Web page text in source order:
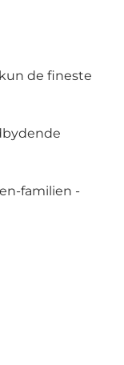
de fineste
familien -